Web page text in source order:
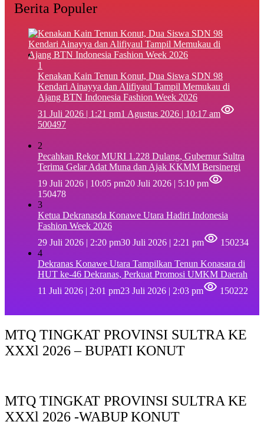
Berita Populer
1
‎Kenakan Kain Tenun Konut, Dua Siswa SDN 98
Kendari Ainayya dan Alifiyaul Tampil Memukau di
Ajang BTN Indonesia Fashion Week 2026
31 Juli 2026 | 1:21 pm1 Agustus 2026 | 10:17 am
500497
2
Pecahkan Rekor MURI 1.228 Dulang, Gubernur Sultra
Terima Gelar Adat Muna dan Ajak KKMM Bersinergi
19 Juli 2026 | 10:05 pm20 Juli 2026 | 5:10 pm
150478
3
Ketua Dekranasda Konawe Utara Hadiri Indonesia
Fashion Week 2026
29 Juli 2026 | 2:20 pm30 Juli 2026 | 2:21 pm
150234
4
Dekranas Konawe Utara Tampilkan Tenun Konasara di
HUT ke-46 Dekranas, Perkuat Promosi UMKM Daerah
11 Juli 2026 | 2:01 pm23 Juli 2026 | 2:03 pm 150222
MTQ TINGKAT PROVINSI SULTRA KE
XXXl 2026 – BUPATI KONUT
MTQ TINGKAT PROVINSI SULTRA KE
XXXl 2026 -WABUP KONUT